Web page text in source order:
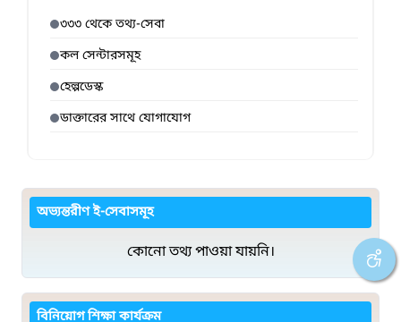
৩৩৩ থেকে তথ্য-সেবা
কল সেন্টারসমূহ
হেল্পডেস্ক
ডাক্তারের সাথে যোগাযোগ
অভ্যন্তরীণ ই-সেবাসমূহ
কোনো তথ্য পাওয়া যায়নি।
বিনিয়োগ শিক্ষা কার্যক্রম